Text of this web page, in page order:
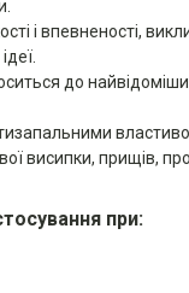
і впевненості,
до
висипки, прищів,
при: